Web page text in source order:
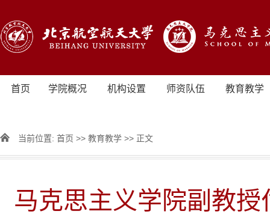
首页 学院概况 机构设置 师资队伍 教育教学
当前位置: 首页 >> 教育教学 >> 正文
马克思主义学院副教